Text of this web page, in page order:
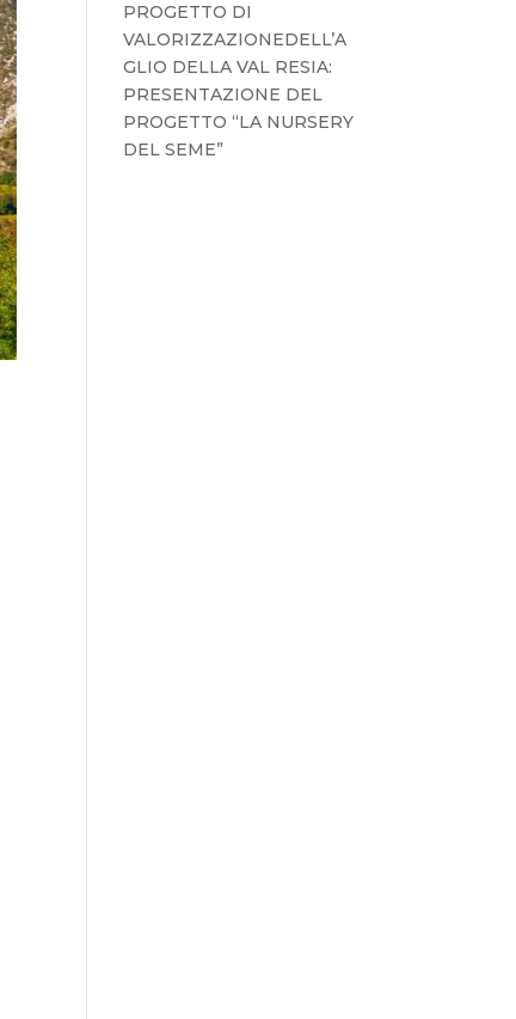
PROGETTO DI
VALORIZZAZIONEDELL’A
GLIO DELLA VAL RESIA:
PRESENTAZIONE DEL
PROGETTO “LA NURSERY
DEL SEME”